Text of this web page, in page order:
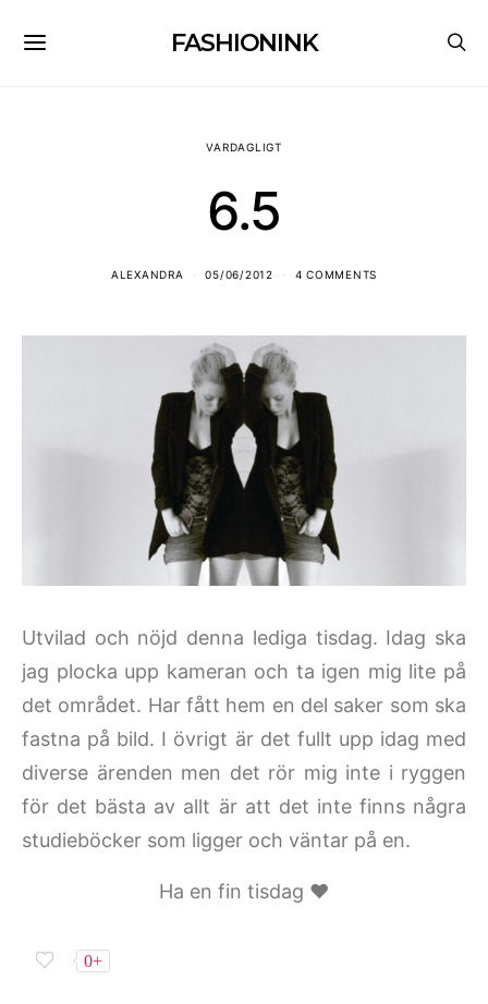
FASHIONINK
VARDAGLIGT
6.5
ALEXANDRA 05/06/2012 4 COMMENTS
Utvilad och nöjd denna lediga tisdag. Idag ska
jag plocka upp kameran och ta igen mig lite på
det området. Har fått hem en del saker som ska
fastna på bild. I övrigt är det fullt upp idag med
diverse ärenden men det rör mig inte i ryggen
för det bästa av allt är att det inte finns några
studieböcker som ligger och väntar på en.
Ha en fin tisdag ♥
0+